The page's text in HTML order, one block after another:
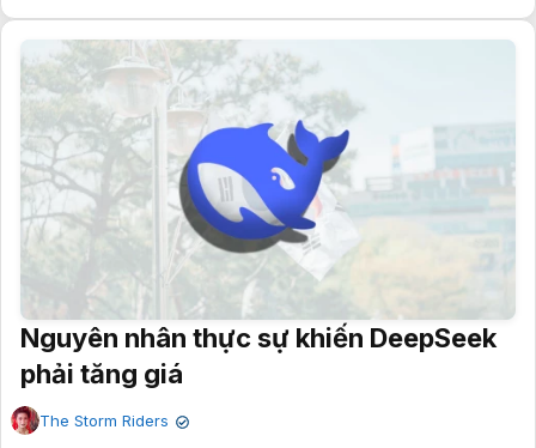
Nguyên nhân thực sự khiến DeepSeek
phải tăng giá
The Storm Riders ✔